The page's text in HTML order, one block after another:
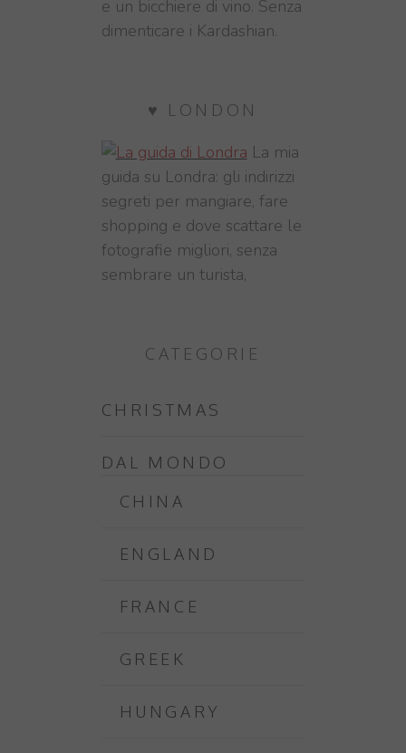
e un bicchiere di vino. Senza
dimenticare i Kardashian.
♥ LONDON
La mia
guida su Londra: gli indirizzi
segreti per mangiare, fare
shopping e dove scattare le
fotografie migliori, senza
sembrare un turista,
CATEGORIE
CHRISTMAS
DAL MONDO
CHINA
ENGLAND
FRANCE
GREEK
HUNGARY